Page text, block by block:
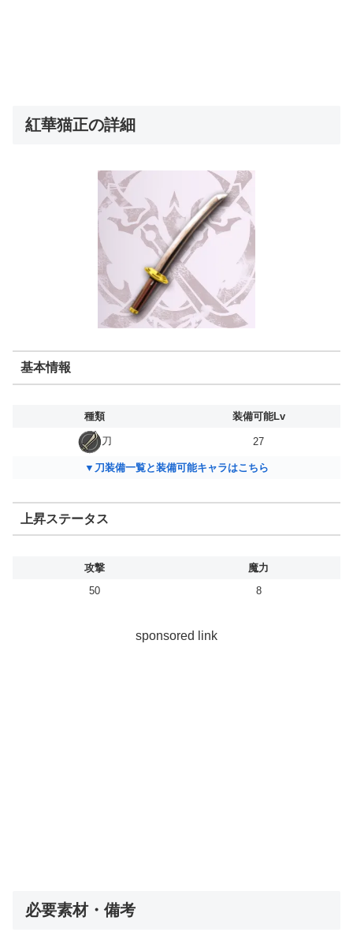
紅華猫正の詳細
基本情報
種類 装備可能Lv
刀 27
▼刀装備一覧と装備可能キャラはこちら
上昇ステータス
攻撃
魔力
50
8
sponsored link
必要素材・備考